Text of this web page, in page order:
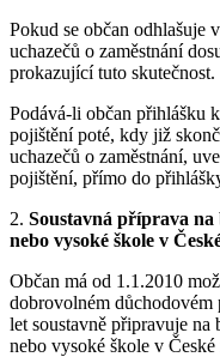
Pokud se občan odhlašuje
uchazečů o zaměstnání
prokazující tuto skutečnost.
Podává-li občan přihlášku
pojištění poté, kdy již
uchazečů o zaměstnání,
pojištění, přímo do
2. Soustavná příprava
nebo vysoké škole v
Občan má od 1.1.2010
dobrovolném důchodovém
let soustavně připravuje
nebo vysoké škole v České